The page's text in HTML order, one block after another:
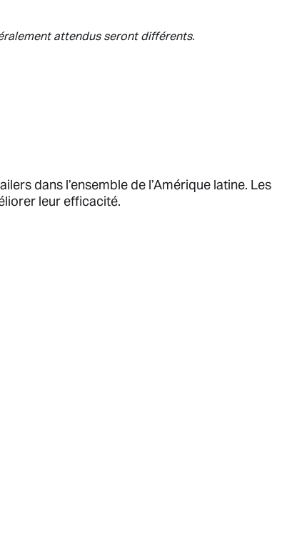
attendus seront différents.
dans l’ensemble de l’Amérique latine. Les
leur efficacité.